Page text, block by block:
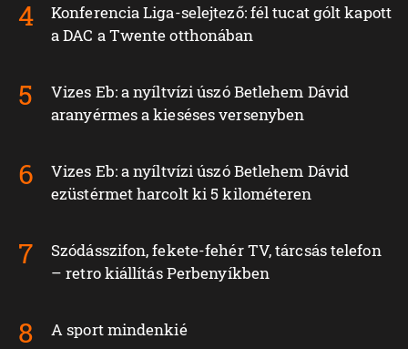
Konferencia Liga-selejtező: fél tucat gólt kapott
a DAC a Twente otthonában
Vizes Eb: a nyíltvízi úszó Betlehem Dávid
aranyérmes a kieséses versenyben
Vizes Eb: a nyíltvízi úszó Betlehem Dávid
ezüstérmet harcolt ki 5 kilométeren
Szódásszifon, fekete-fehér TV, tárcsás telefon
– retro kiállítás Perbenyíkben
A sport mindenkié